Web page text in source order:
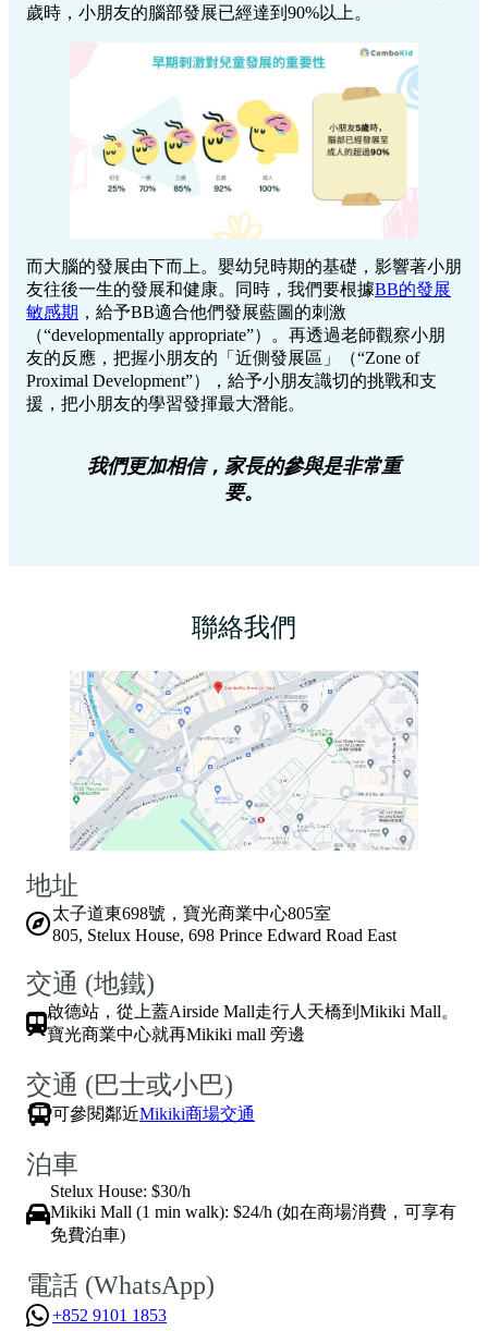
而大腦的發展由下而上。嬰幼兒時期的基礎，影響著小朋
友往後一生的發展和健康。同時，我們要根據BB的發展
，給予BB適合他們發展藍圖的刺激
（“developmentally appropriate”）。再透過老師觀察小朋
友的反應，把握小朋友的「近側發展區」（“Zone of
Proximal Development”），給予小朋友識切的挑戰和支
援，把小朋友的學習發揮最大潛能。
我們更加相信，家長的參與是非常重
要。
地址
太子道東698號，寶光商業中心805室
805, Stelux House, 698 Prince Edward Road East
交通 (地鐵)
啟德站，從上蓋Airside Mall走行人天橋到Mikiki Mall。
寶光商業中心就再Mikiki mall 旁邊
交通 (巴士或小巴)
可參閱鄰近Mikiki商場交通
泊車
Stelux House: $30/h
Mikiki Mall (1 min walk): $24/h (如在商場消費，可享有
免費泊車)
電話 (WhatsApp)
+852 9101 1853
電郵
info@combokid.com
加入ComboKid WhatsApp Group，